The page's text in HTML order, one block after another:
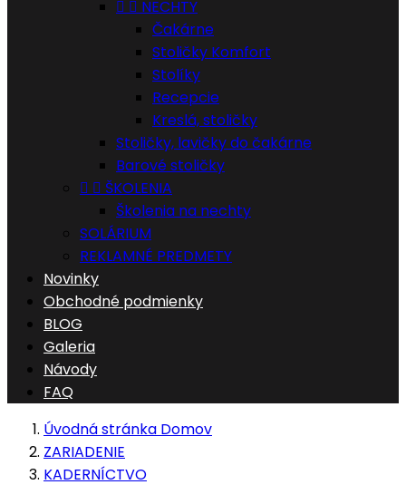
  NECHTY
Čakárne
Stoličky Komfort
Stolíky
Recepcie
Kreslá, stoličky
Stoličky, lavičky do čakárne
Barové stoličky
  ŠKOLENIA
Školenia na nechty
SOLÁRIUM
REKLAMNÉ PREDMETY
Novinky
Obchodné podmienky
BLOG
Galeria
Návody
FAQ
Úvodná stránka Domov
ZARIADENIE
KADERNÍCTVO